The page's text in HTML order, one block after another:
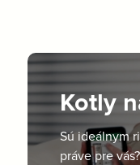
Kotly
Sú ideálnym
práve pre vás?